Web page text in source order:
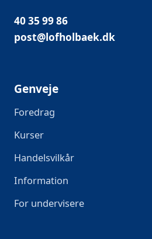
40 35 99 86
post@lofholbaek.dk
Genveje
Foredrag
Kurser
Handelsvilkår
Information
For undervisere